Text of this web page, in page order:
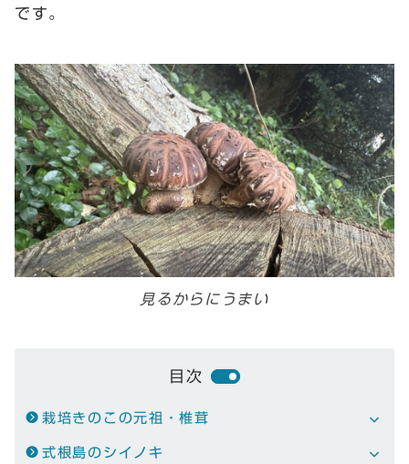
です。
見るからにうまい
目次
栽培きのこの元祖・椎茸
式根島のシイノキ